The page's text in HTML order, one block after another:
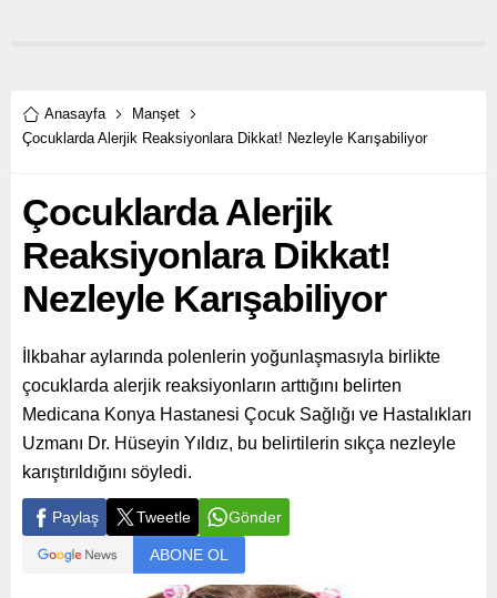
Anasayfa
Manşet
Çocuklarda Alerjik Reaksiyonlara Dikkat! Nezleyle Karışabiliyor
Çocuklarda Alerjik
Reaksiyonlara Dikkat!
Nezleyle Karışabiliyor
İlkbahar aylarında polenlerin yoğunlaşmasıyla birlikte
çocuklarda alerjik reaksiyonların arttığını belirten
Medicana Konya Hastanesi Çocuk Sağlığı ve Hastalıkları
Uzmanı Dr. Hüseyin Yıldız, bu belirtilerin sıkça nezleyle
karıştırıldığını söyledi.
Paylaş Tweetle Gönder
ABONE OL